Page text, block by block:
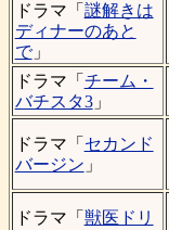
ドラマ「 謎解きは
ディナーのあと
で」
ドラマ「 チーム・
バチスタ3」
ドラマ「 セカンド
バージン 」
ドラマ「 獣医ドリ